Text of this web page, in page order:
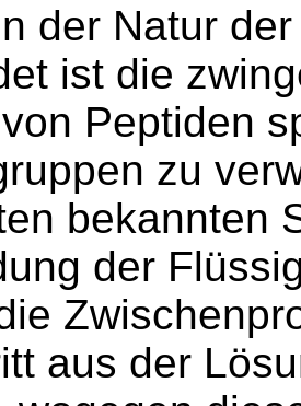
der Natur
ist die
Peptiden
zu
bekannten
der
aus der